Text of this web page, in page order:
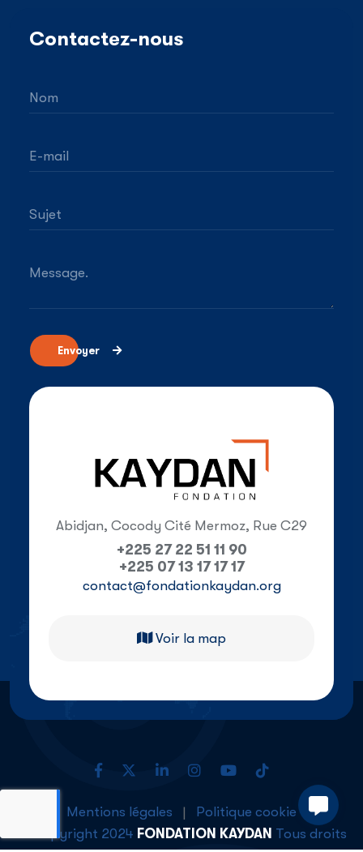
Contactez-nous
Nom
E-mail
Sujet
Message.
Envoyer
Abidjan, Cocody Cité Mermoz, Rue C29
+225 27 22 51 11 90
+225 07 13 17 17 17
contact@fondationkaydan.org
Voir la map
Mentions légales |
Politique cookie
© Copyright 2024 FONDATION KAYDAN Tous droits